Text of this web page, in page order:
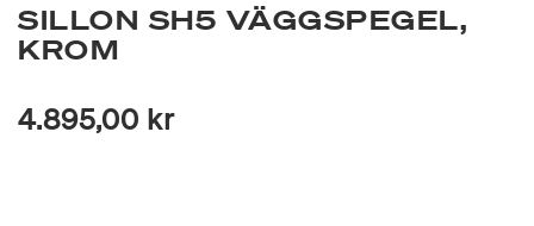
SILLON SH5 VÄGGSPEGEL,
KROM
4.895,00 kr